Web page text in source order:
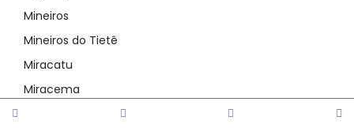
Mineiros
Mineiros do Tietê
Miracatu
Miracema